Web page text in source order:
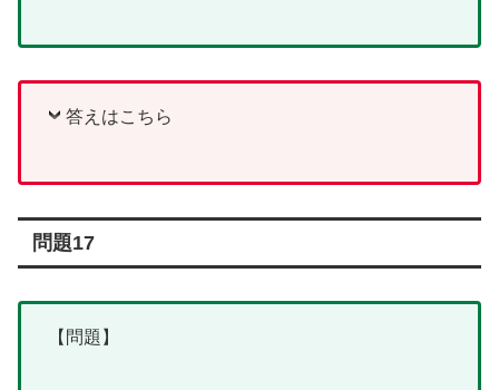
答えはこちら
問題17
【問題】